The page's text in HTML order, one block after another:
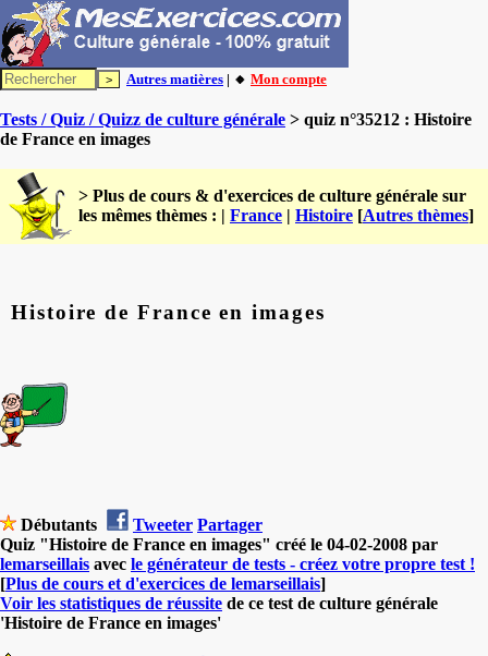
Autres matières | 🔸 Mon compte
Tests / Quiz / Quizz de culture générale > quiz n°35212 : Histoire
de France en images
> Plus de cours & d'exercices de culture générale sur
les mêmes thèmes : | France | Histoire [Autres thèmes]
Histoire de France en images
Débutants Tweeter Partager
Quiz "Histoire de France en images" créé le 04-02-2008 par
lemarseillais avec le générateur de tests - créez votre propre test !
[Plus de cours et d'exercices de lemarseillais]
Voir les statistiques de réussite de ce test de culture générale
'Histoire de France en images'